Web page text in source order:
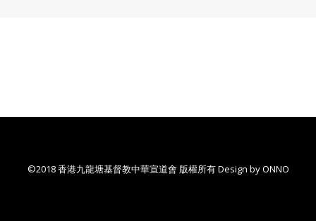
©2018 香港九龍塘基督教中華宣道會 版權所有 Design byONNO